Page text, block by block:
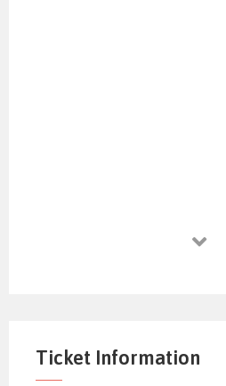
Ticket Information